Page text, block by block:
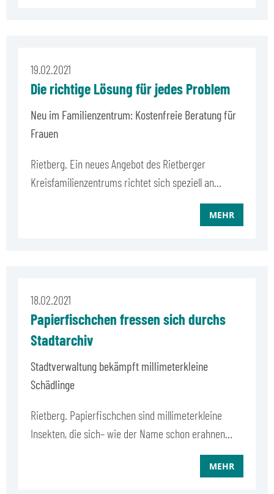
19.02.2021
Die richtige Lösung für jedes Problem
Neu im Familienzentrum: Kostenfreie Beratung für
Frauen
Rietberg. Ein neues Angebot des Rietberger
Kreisfamilienzentrums richtet sich speziell an…
MEHR
18.02.2021
Papierfischchen fressen sich durchs
Stadtarchiv
Stadtverwaltung bekämpft millimeterkleine
Schädlinge
Rietberg. Papierfischchen sind millimeterkleine
Insekten, die sich– wie der Name schon erahnen…
MEHR